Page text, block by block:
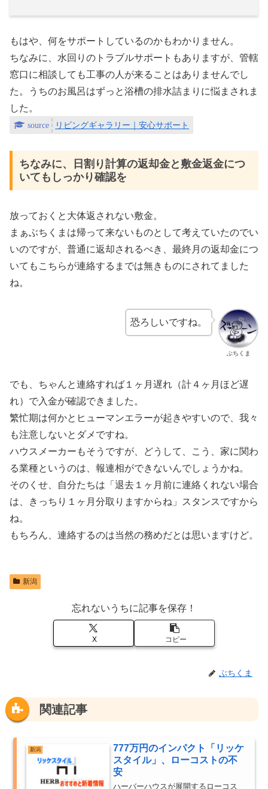
もはや、何をサポートしているのかもわかりません。
ちなみに、水回りのトラブルサポートもありますが、管轄
窓口に相談しても工事の人が来ることはありませんでし
た。うちのお風呂はずっと浴槽の排水詰まりに悩まされま
した。
リビングギャラリー｜安心サポート
ちなみに、日割り計算の返却金と敷金返金につ
いてもしっかり確認を
放っておくと大体返されない敷金。
まぁぶちくまは帰って来ないものとして考えていたのでい
いのですが、普通に返却されるべき、最終月の返却金につ
いてもこちらが連絡するまでは無きものにされてました
ね。
ぶちくま
恐ろしいですね。
でも、ちゃんと連絡すれば１ヶ月遅れ（計４ヶ月ほど遅
れ）で入金が確認できました。
繁忙期は何かとヒューマンエラーが起きやすいので、我々
も注意しないとダメですね。
ハウスメーカーもそうですが、どうして、こう、家に関わ
る業種というのは、報連相ができないんでしょうかね。
そのくせ、自分たちは「退去１ヶ月前に連絡くれない場合
は、きっちり１ヶ月分取りますからね」スタンスですから
ね。
もちろん、連絡するのは当然の務めだとは思いますけど。
新潟
忘れないうちに記事を保存！
X コピー
ぶちくま
関連記事
新潟
777万円のインパクト「リッケ
スタイル」、ローコストの不
安
ハーバーハウスが展開するローコス